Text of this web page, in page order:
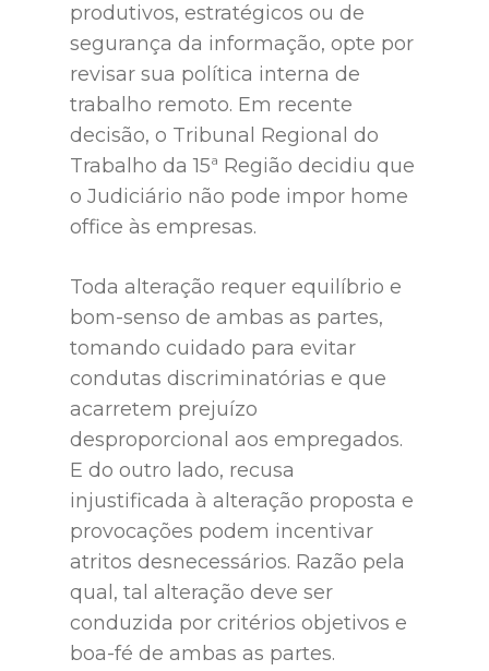
produtivos, estratégicos ou de
segurança da informação, opte por
revisar sua política interna de
trabalho remoto. Em recente
decisão, o Tribunal Regional do
Trabalho da 15ª Região decidiu que
o Judiciário não pode impor home
office às empresas.
Toda alteração requer equilíbrio e
bom-senso de ambas as partes,
tomando cuidado para evitar
condutas discriminatórias e que
acarretem prejuízo
desproporcional aos empregados.
E do outro lado, recusa
injustificada à alteração proposta e
provocações podem incentivar
atritos desnecessários. Razão pela
qual, tal alteração deve ser
conduzida por critérios objetivos e
boa-fé de ambas as partes.